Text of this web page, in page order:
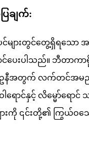
ြချက်:
ျားတွင်တွေ့ရှိရသော အရ
ာင်ပေးပါသည်။ ဘီတာက
နီအတွက် လက်တင်အမ
ာင်နှင့် လိမ္မော်ရောင် သ
းကို ၎င်းတို့၏ ကြွယ်ဝသေ